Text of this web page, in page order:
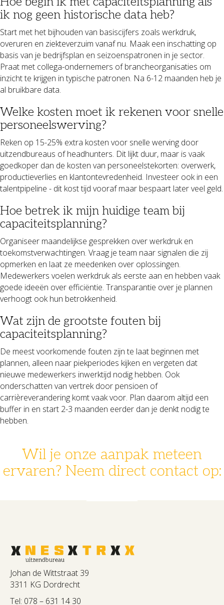
ik nog geen historische data heb?
Start met het bijhouden van basiscijfers zoals werkdruk,
overuren en ziekteverzuim vanaf nu. Maak een inschatting op
basis van je bedrijfsplan en seizoenspatronen in je sector.
Praat met collega-ondernemers of brancheorganisaties om
inzicht te krijgen in typische patronen. Na 6-12 maanden heb je
al bruikbare data.
Welke kosten moet ik rekenen voor snelle
personeelswerving?
Reken op 15-25% extra kosten voor snelle werving door
uitzendbureaus of headhunters. Dit lijkt duur, maar is vaak
goedkoper dan de kosten van personeelstekorten: overwerk,
productieverlies en klantontevredenheid. Investeer ook in een
talentpipeline - dit kost tijd vooraf maar bespaart later veel geld.
Hoe betrek ik mijn huidige team bij
capaciteitsplanning?
Organiseer maandelijkse gesprekken over werkdruk en
toekomstverwachtingen. Vraag je team naar signalen die zij
opmerken en laat ze meedenken over oplossingen.
Medewerkers voelen werkdruk als eerste aan en hebben vaak
goede ideeën over efficiëntie. Transparantie over je plannen
verhoogt ook hun betrokkenheid.
Wat zijn de grootste fouten bij
capaciteitsplanning?
De meest voorkomende fouten zijn te laat beginnen met
plannen, alleen naar piekperiodes kijken en vergeten dat
nieuwe medewerkers inwerktijd nodig hebben. Ook
onderschatten van vertrek door pensioen of
carrièreverandering komt vaak voor. Plan daarom altijd een
buffer in en start 2-3 maanden eerder dan je denkt nodig te
hebben.
Wil je onze aanpak meteen
ervaren? Neem direct contact op:
Johan de Wittstraat 39
3311 KG Dordrecht
Tel: 078 – 631 14 30